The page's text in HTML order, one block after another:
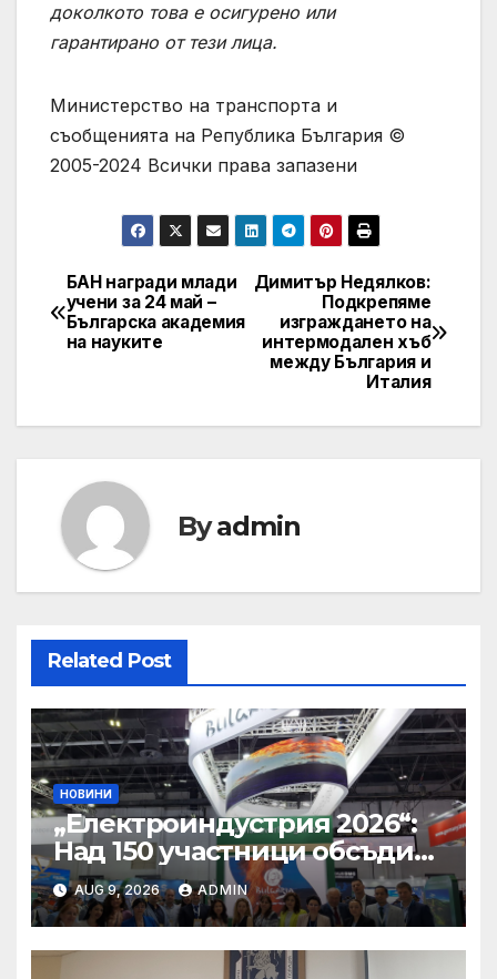
доколкото това е осигурено или
гарантирано от тези лица.
Министерство на транспорта и
съобщенията на Република България ©
2005-2024 Всички права запазени
Post
navigation
Димитър Недялков:
Подкрепяме
изграждането на
интермодален хъб
между България и
Италия
БАН награди млади
учени за 24 май –
Българска академия
на науките
Byadmin
Related Post
НОВИНИ
„Електроиндустрия 2026“:
Над 150 участници обсъдиха
решения и ключовата роля
на сектора в
технологичната
трансформация
AUG 9, 2026 ADMIN